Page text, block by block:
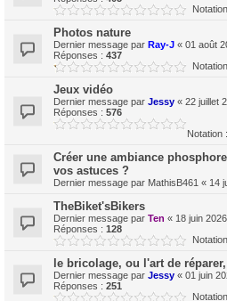
Photos nature
Dernier message par Ray-J « 01 août
Réponses : 437
Jeux vidéo
Dernier message par Jessy « 22 juillet
Réponses : 576
Notation
Créer une ambiance
vos astuces ?
Dernier message par MathisB461 « 14
TheBiket'sBikers
Dernier message par Ten « 18 juin
Réponses : 128
le bricolage, ou l'art de
Dernier message par Jessy « 01 juin
Réponses : 251